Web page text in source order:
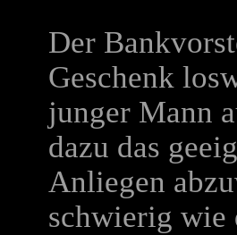
Der
Geschenk
junger Mann
dazu das
Anliegen
schwierig wie